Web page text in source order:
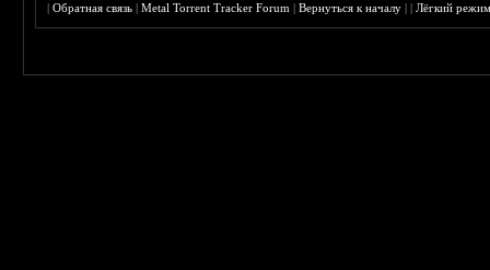
|Обратная связь |Metal Torrent Tracker Forum |Вернуться к началу ||Лёгкий